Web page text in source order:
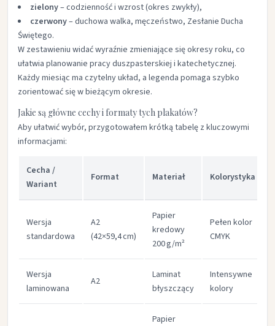
zielony– codzienność i wzrost (okres zwykły),
czerwony– duchowa walka, męczeństwo, Zesłanie Ducha
Świętego.
W zestawieniu widać wyraźnie zmieniające się okresy roku, co
ułatwia planowanie pracy duszpasterskiej i katechetycznej.
Każdy miesiąc ma czytelny układ, a legenda pomaga szybko
zorientować się w bieżącym okresie.
Jakie są główne cechy i formaty tych plakatów?
Aby ułatwić wybór, przygotowałem krótką tabelę z kluczowymi
informacjami:
Cecha /
Wariant
Format Materiał Kolorystyka
Wersja
standardowa
A2
(42×59,4 cm)
Papier
kredowy
200 g/m²
Pełen kolor
CMYK
Wersja
laminowana
A2
Laminat
błyszczący
Intensywne
kolory
Papier